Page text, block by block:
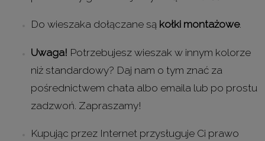
Do wieszaka dołączane są kołki montażowe.
Uwaga! Potrzebujesz wieszak w innym kolorze
niż standardowy? Daj nam o tym znać za
pośrednictwem chata albo emaila lub po prostu
zadzwoń. Zapraszamy!
Kupując przez Internet przysługuje Ci prawo